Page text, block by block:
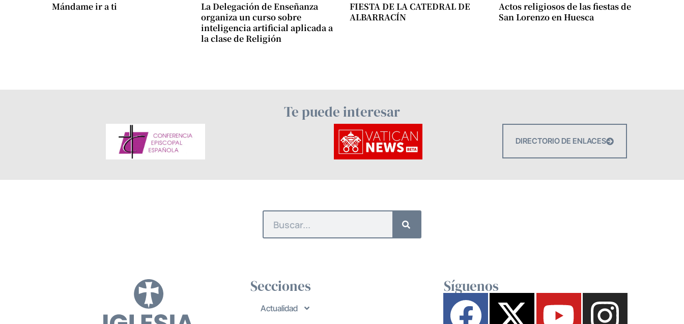
Mándame ir a ti
La Delegación de Enseñanza
organiza un curso sobre
inteligencia artificial aplicada a
la clase de Religión
FIESTA DE LA CATEDRAL DE
ALBARRACÍN
Actos religiosos de las fiestas de
San Lorenzo en Huesca
Te puede interesar
DIRECTORIO DE ENLACES
Secciones
Actualidad
Síguenos